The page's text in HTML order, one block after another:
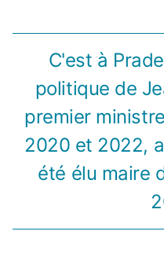
C'est à
politique de
premier
2020 et 2022,
été élu maire